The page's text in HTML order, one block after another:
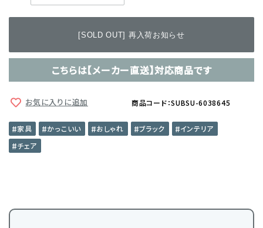
[SOLD OUT] 再入荷お知らせ
こちらは【メーカー直送】対応商品です
お気に入りに追加 商品コード：SUBSU-6038645
家具 かっこいい おしゃれ ブラック
インテリア
チェア